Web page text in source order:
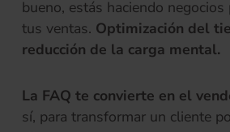
bueno, estás haciendo
tus ventas. Optimización del
reducción de la carga mental.
La FAQ te convierte en el
sí, para transformar un cliente